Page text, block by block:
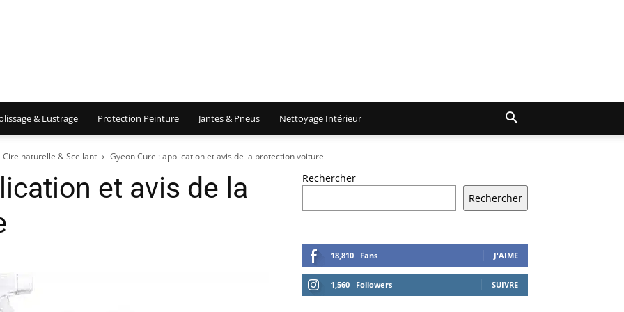
& Lustrage Protection Peinture Jantes & Pneus Nettoyage Intérieur
Cire naturelle & Scellant Gyeon Cure : application et avis de la protection voiture
et avis de la
Rechercher
Rechercher
18,810 Fans J'AIME
1,560 Followers SUIVRE